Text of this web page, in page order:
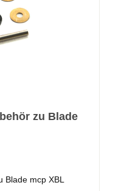
zu Blade
Blade mcp XBL